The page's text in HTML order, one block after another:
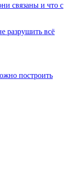
связаны и что с
разрушить всё
построить